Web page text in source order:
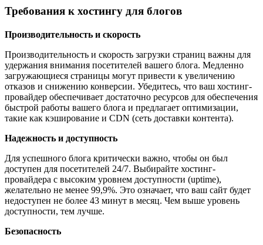
Требования к хостингу для блогов
Производительность и скорость
Производительность и скорость загрузки страниц важны для
удержания внимания посетителей вашего блога. Медленно
загружающиеся страницы могут привести к увеличению
отказов и снижению конверсии. Убедитесь, что ваш хостинг-
провайдер обеспечивает достаточно ресурсов для обеспечения
быстрой работы вашего блога и предлагает оптимизации,
такие как кэширование и CDN (сеть доставки контента).
Надежность и доступность
Для успешного блога критически важно, чтобы он был
доступен для посетителей 24/7. Выбирайте хостинг-
провайдера с высоким уровнем доступности (uptime),
желательно не менее 99,9%. Это означает, что ваш сайт будет
недоступен не более 43 минут в месяц. Чем выше уровень
доступности, тем лучше.
Безопасность